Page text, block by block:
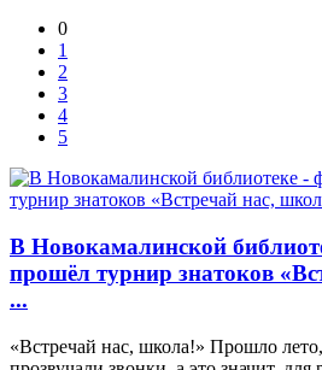
0
1
2
3
4
5
В Новокамалинской
прошёл турнир знатоков
...
«Встречай нас, школа!» Прошло